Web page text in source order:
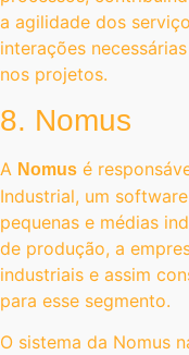
a agilidade dos
interações
nos projetos.
8. Nomus
A Nomus é
Industrial, um
pequenas e médias
de produção, a
industriais e assim
para esse segmento.
O sistema da Nomus